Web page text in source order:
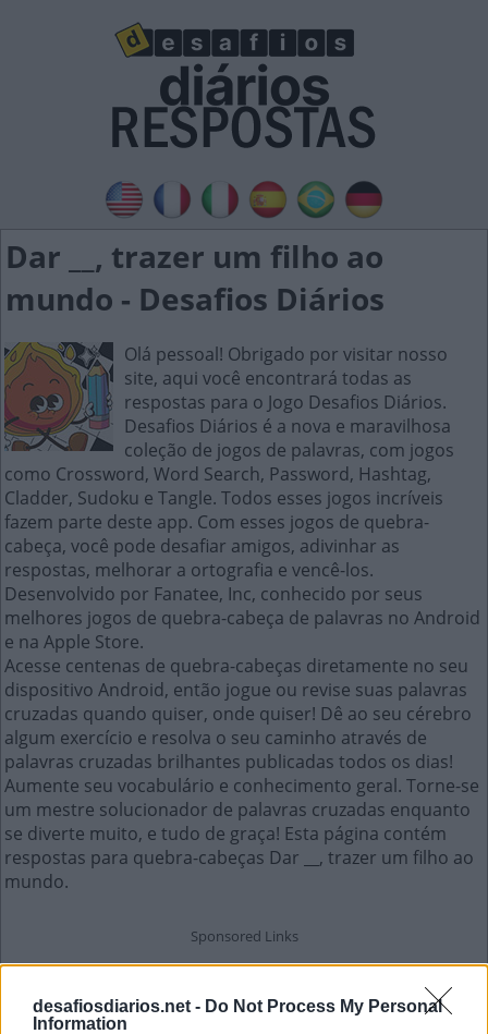
desafiosdiarios.net - Do Not Process My Personal
Information
Dar __, trazer um filho ao
mundo - Desafios Diários
Olá pessoal! Obrigado por visitar nosso
site, aqui você encontrará todas as
respostas para o Jogo Desafios Diários.
Desafios Diários é a nova e maravilhosa
coleção de jogos de palavras, com jogos
como Crossword, Word Search, Password, Hashtag,
Cladder, Sudoku e Tangle. Todos esses jogos incríveis
fazem parte deste app. Com esses jogos de quebra-
cabeça, você pode desafiar amigos, adivinhar as
respostas, melhorar a ortografia e vencê-los.
Desenvolvido por Fanatee, Inc, conhecido por seus
melhores jogos de quebra-cabeça de palavras no Android
e na Apple Store.
Acesse centenas de quebra-cabeças diretamente no seu
dispositivo Android, então jogue ou revise suas palavras
cruzadas quando quiser, onde quiser! Dê ao seu cérebro
algum exercício e resolva o seu caminho através de
palavras cruzadas brilhantes publicadas todos os dias!
Aumente seu vocabulário e conhecimento geral. Torne-se
um mestre solucionador de palavras cruzadas enquanto
se diverte muito, e tudo de graça! Esta página contém
respostas para quebra-cabeças Dar __, trazer um filho ao
mundo.